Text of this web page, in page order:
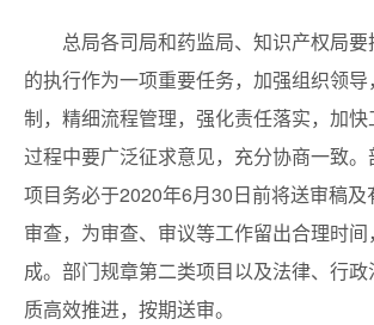
总局各司局和药监局、知识产权局要
的执行作为一项重要任务，加强组织领
制，精细流程管理，强化责任落实，加
过程中要广泛征求意见，充分协商一致
项目务必于2020年6月30日前将送审稿及
审查，为审查、审议等工作留出合理时
成。部门规章第二类项目以及法律、行
质高效推进，按期送审。